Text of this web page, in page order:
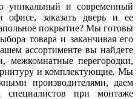
уникальный и современный
заказать дверь и ее
покрытие? Мы готовы
товара и заканчивая его
ассортименте вы найдете
межкомнатные перегородки,
и комплектующие. Мы
производителями, даем
при монтаже